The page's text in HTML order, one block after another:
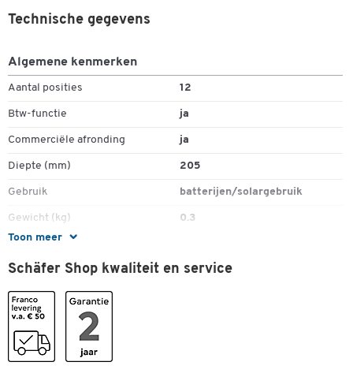
voortekenwisseltoets
afm.: b 160 x l 205 x h 35 mm
Toon meer
Technische gegevens
Algemene kenmerken
Aantal posities 12
Btw-functie ja
Commerciële afronding ja
Diepte (mm) 205
Gebruik batterijen/solargebruik
Gewicht (kg) 0.3
Hoogte (mm)
Kantelbare display ja
Lc-display
Uitvoering
Kleuren
Schäfer Shop kwaliteit en service
Dubbelklik om in te zoomen